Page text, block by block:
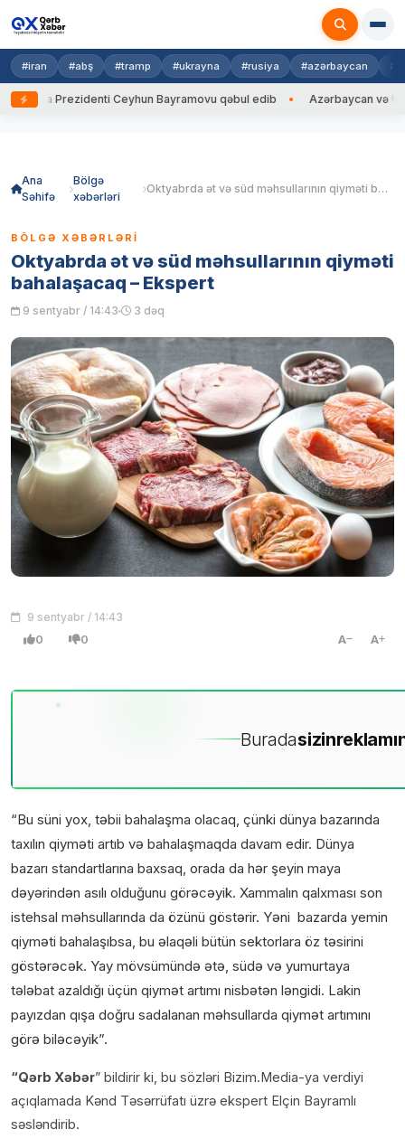
#iran #abş #tramp #ukrayna #rusiya #azərbaycan
Prezidenti Ceyhun Bayramovu qəbul edib Azərbaycan və
Ana
Səhifə
Bölgə
xəbərləri
Oktyabrda ət və süd məhsullarının qiyməti bahalaşacaq – Ekspert
BÖLGƏ XƏBƏRLƏRI
Oktyabrda ət və süd məhsullarının qiyməti
bahalaşacaq – Ekspert
9 sentyabr / 14:43 3 dəq
9 sentyabr / 14:43
0 0 A A
Buradasizin
“Bu süni yox, təbii bahalaşma olacaq, çünki dünya bazarında
taxılın qiyməti artıb və bahalaşmaqda davam edir. Dünya
bazarı standartlarına baxsaq, orada da hər şeyin maya
dəyərindən asılı olduğunu görəcəyik. Xammalın qalxması son
istehsal məhsullarında da özünü göstərir. Yəni bazarda yemin
qiyməti bahalaşıbsa, bu əlaqəli bütün sektorlara öz təsirini
göstərəcək. Yay mövsümündə ətə, südə və yumurtaya
tələbat azaldığı üçün qiymət artımı nisbətən ləngidi. Lakin
payızdan qışa doğru sadalanan məhsullarda qiymət artımını
görə biləcəyik”.
“Qərb Xəbər” bildirir ki, bu sözləri Bizim.Media-ya verdiyi
açıqlamada Kənd Təsərrüfatı üzrə ekspert Elçin Bayramlı
səsləndirib.